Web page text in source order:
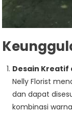
Desain Kreatif
Nelly Florist
dan dapat
kombinasi